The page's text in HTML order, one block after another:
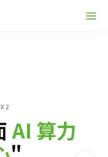
AI 算力